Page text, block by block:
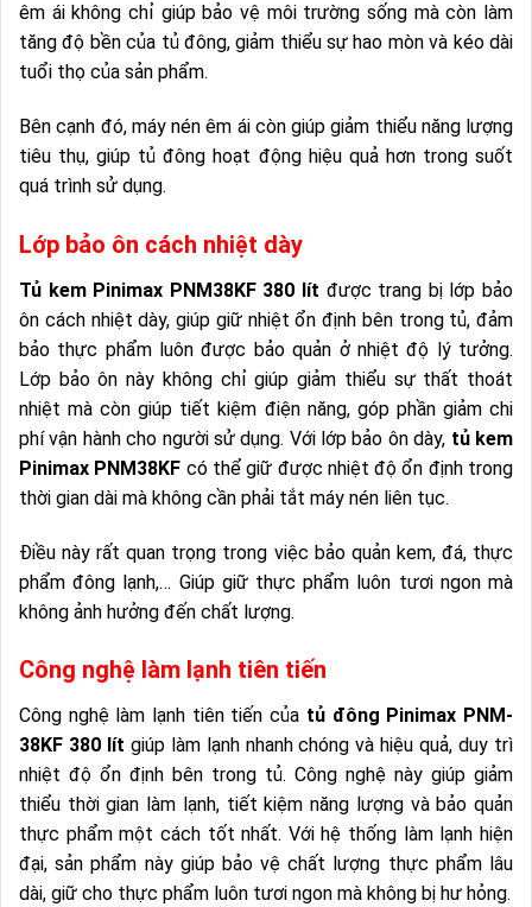
êm ái không chỉ giúp bảo vệ môi trường sống mà còn làm
tăng độ bền của tủ đông, giảm thiểu sự hao mòn và kéo dài
tuổi thọ của sản phẩm.
Bên cạnh đó, máy nén êm ái còn giúp giảm thiểu năng lượng
tiêu thụ, giúp tủ đông hoạt động hiệu quả hơn trong suốt
quá trình sử dụng.
Lớp bảo ôn cách nhiệt dày
Tủ kem Pinimax PNM38KF 380 lít được trang bị lớp bảo
ôn cách nhiệt dày, giúp giữ nhiệt ổn định bên trong tủ, đảm
bảo thực phẩm luôn được bảo quản ở nhiệt độ lý tưởng.
Lớp bảo ôn này không chỉ giúp giảm thiểu sự thất thoát
nhiệt mà còn giúp tiết kiệm điện năng, góp phần giảm chi
phí vận hành cho người sử dụng. Với lớp bảo ôn dày, tủ kem
Pinimax PNM38KF có thể giữ được nhiệt độ ổn định trong
thời gian dài mà không cần phải tắt máy nén liên tục.
Điều này rất quan trọng trong việc bảo quản kem, đá, thực
phẩm đông lạnh,… Giúp giữ thực phẩm luôn tươi ngon mà
không ảnh hưởng đến chất lượng.
Công nghệ làm lạnh tiên tiến
Công nghệ làm lạnh tiên tiến của tủ đông Pinimax PNM-
38KF 380 lít giúp làm lạnh nhanh chóng và hiệu quả, duy trì
nhiệt độ ổn định bên trong tủ. Công nghệ này giúp giảm
thiểu thời gian làm lạnh, tiết kiệm năng lượng và bảo quản
thực phẩm một cách tốt nhất. Với hệ thống làm lạnh hiện
đại, sản phẩm này giúp bảo vệ chất lượng thực phẩm lâu
dài, giữ cho thực phẩm luôn tươi ngon mà không bị hư hỏng.